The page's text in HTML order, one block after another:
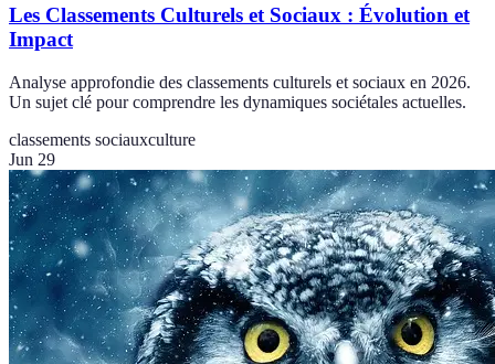
Les Classements Culturels et Sociaux : Évolution et
Impact
Analyse approfondie des classements culturels et sociaux en 2026.
Un sujet clé pour comprendre les dynamiques sociétales actuelles.
classements sociauxculture
Jun 29